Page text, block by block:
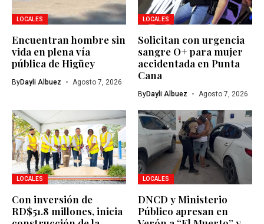
LOCALES
Encuentran hombre sin
vida en plena vía
pública de Higüey
ByDayli Albuez Agosto 7, 2026
LOCALES
Solicitan con urgencia
sangre O+ para mujer
accidentada en Punta
Cana
ByDayli Albuez Agosto 7, 2026
LOCALES
Con inversión de
RD$51.8 millones, inicia
LOCALES
DNCD y Ministerio
Público apresan en